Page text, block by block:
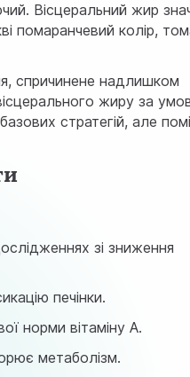
Вісцеральний жир
помаранчевий колір,
спричинене надлишком
жиру за
стратегій, але
зі зниження
печінки.
норми вітаміну А.
метаболізм.